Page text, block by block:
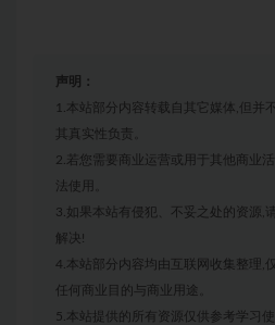
声明：
1.本站部分内容转载自其它媒体,但并
其真实性负责。
2.若您需要商业运营或用于其他商业
法使用。
3.如果本站有侵犯、不妥之处的资源,
解决!
4.本站部分内容均由互联网收集整理,
任何商业目的与商业用途。
5.本站提供的所有资源仅供参考学习